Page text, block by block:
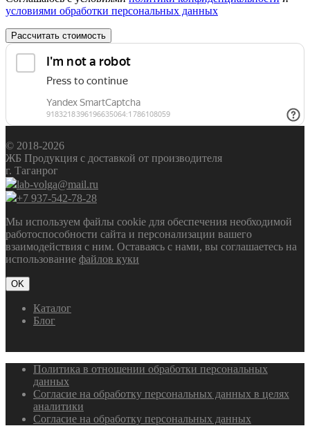
условиями обработки персональных данных
Рассчитать стоимость
© 2018-2026
ЖБ Продукция с доставкой от производителя
г. Таганрог
lab-volga@mail.ru
+7 937-542-78-28
Мы используем файлы cookie для обеспечения необходимой
работоспособности сайта и персонализации вашего
взаимодействия с ним. Оставаясь с нами, вы соглашаетесь на
использование файлов куки
OK
Каталог
Блог
Политика в отношении обработки персональных
данных
Согласие на обработку персональных данных в целях
аналитики
Согласие на обработку персональных данных